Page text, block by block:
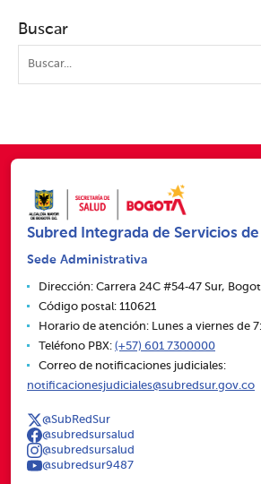
Buscar
Subred Integrada de Servicios de
Sede Administrativa
Dirección: Carrera 24C #54‑47 Sur,
Código postal: 110621
Horario de atención: Lunes a viernes de
Teléfono PBX: (+57) 601 7300000
Correo de notificaciones judiciales:
notificacionesjudiciales@subredsur.gov.co
@SubRedSur
@subredsursalud
@subredsursalud
@subredsur9487